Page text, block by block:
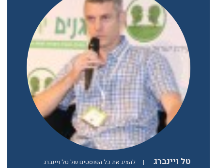
טל ויינברג |
להציג את כל הפוסטים של טל ויינברג